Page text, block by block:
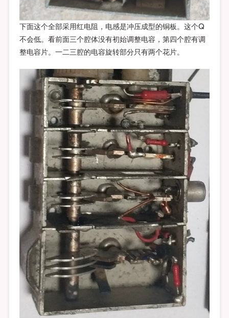
下面这个全部采用红电阻，电感是冲压成型的铜板。这个Q
不会低。看前面三个腔体没有初始调整电容，第四个腔有调
整电容片。一二三腔的电容旋转部分只有两个花片。